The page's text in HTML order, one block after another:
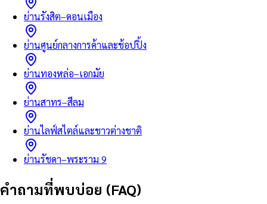
ย่านรังสิต–ดอนเมือง
ย่านศูนย์กลางการค้าและช้อปปิ้ง
ย่านทองหล่อ–เอกมัย
ย่านสาทร–สีลม
ย่านไลฟ์สไตล์และชาวต่างชาติ
ย่านรัชดา–พระราม 9
คำถามที่พบบ่อย (FAQ)